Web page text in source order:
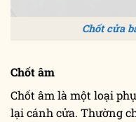
Chốt cửa
Chốt âm
Chốt âm là một loại
lại cánh cửa. Thường